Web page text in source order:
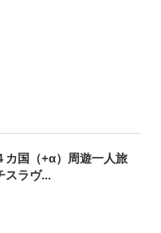
カ国（+α）周遊一人旅
スラヴ...